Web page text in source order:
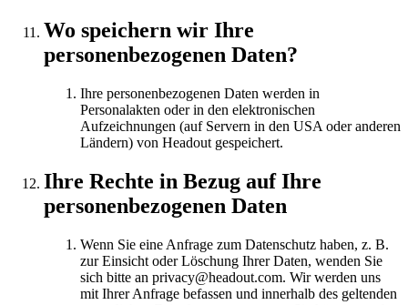
Wo speichern wir Ihre
personenbezogenen Daten?
Ihre personenbezogenen Daten werden in
Personalakten oder in den elektronischen
Aufzeichnungen (auf Servern in den USA oder anderen
Ländern) von Headout gespeichert.
Ihre Rechte in Bezug auf Ihre
personenbezogenen Daten
Wenn Sie eine Anfrage zum Datenschutz haben, z. B.
zur Einsicht oder Löschung Ihrer Daten, wenden Sie
sich bitte an privacy@headout.com. Wir werden uns
mit Ihrer Anfrage befassen und innerhalb des geltenden